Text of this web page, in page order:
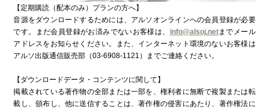
【定期購読（配本のみ）プランの方へ】
音源をダウンロードするためには、アルソオンラインへの会員登録が必要
です。まだ会員登録がお済みでないお客様は、 info@alsoj.netまでメール
アドレスをお知らせください。また、インターネット環境のないお客様は
アルソ出版通信販売部（03-6908-1121）までご連絡ください。
【ダウンロードデータ・コンテンツに関して】
掲載されている著作物の全部または一部を、権利者に無断で複製または転
載し、頒布し、他に送信することは、著作権の侵害にあたり、著作権法に